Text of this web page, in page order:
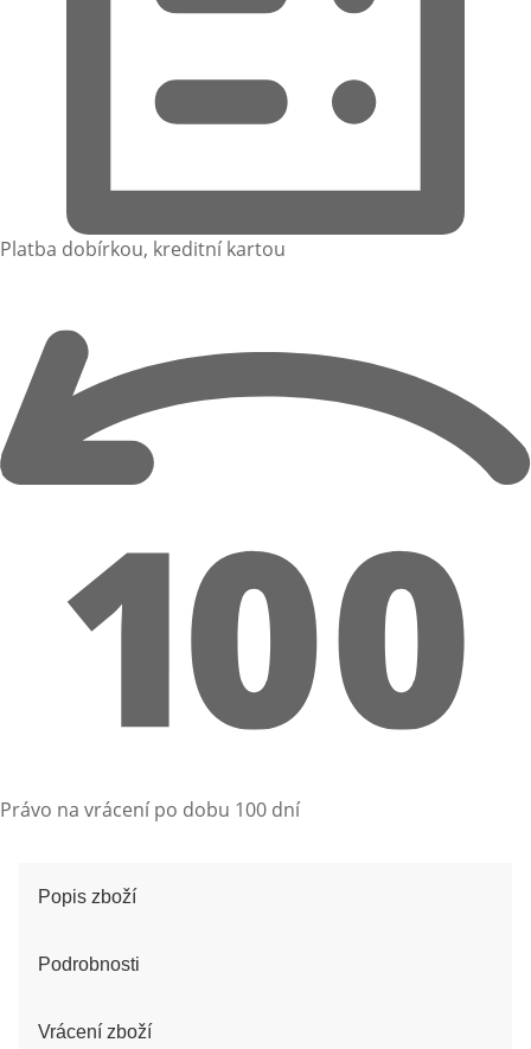
Platba dobírkou, kreditní kartou
Právo na vrácení po dobu 100 dní
Popis zboží
Podrobnosti
Vrácení zboží